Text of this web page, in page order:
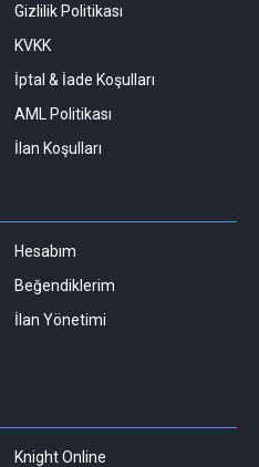
Gizlilik Politikası
KVKK
İptal & İade Koşulları
AML Politikası
İlan Koşulları
Hesabım
Beğendiklerim
İlan Yönetimi
Knight Online